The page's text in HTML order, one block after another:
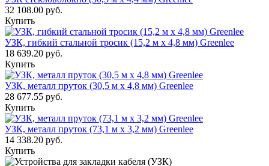
32 108.00 руб.
Купить
УЗК, гибкий стальной тросик (15,2 м х 4,8 мм) Greenlee
18 639.20 руб.
Купить
УЗК, металл пруток (30,5 м х 4,8 мм) Greenlee
28 677.55 руб.
Купить
УЗК, металл пруток (73,1 м х 3,2 мм) Greenlee
14 338.20 руб.
Купить